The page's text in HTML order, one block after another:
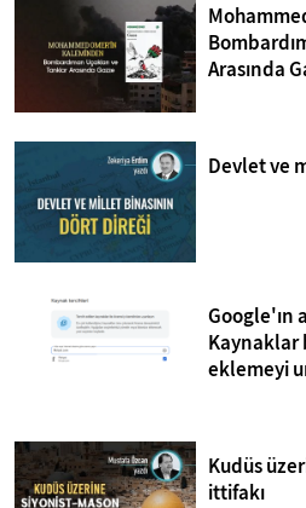
Arasında
Devlet ve
Google'ın
Kaynaklar
eklemeyi
Kudüs
ittifakı